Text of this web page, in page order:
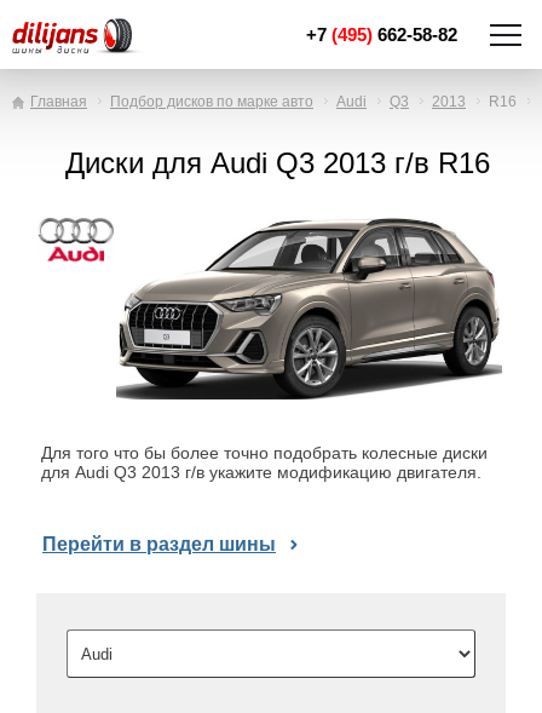
+7 (495) 662-58-82
Главная Подбор дисков по марке авто Audi Q3 2013 R16
Диски для Audi Q3 2013 г/в R16
Для того что бы более точно подобрать колесные диски
для Audi Q3 2013 г/в укажите модификацию двигателя.
Перейти в раздел шины